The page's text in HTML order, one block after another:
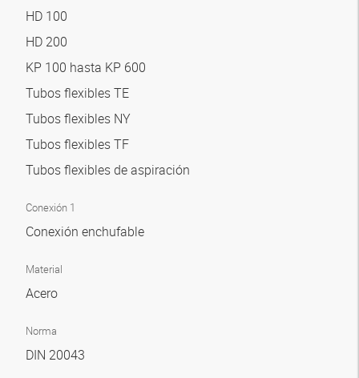
HD 100
HD 200
KP 100 hasta KP 600
Tubos flexibles TE
Tubos flexibles NY
Tubos flexibles TF
Tubos flexibles de aspiración
Conexión 1
Conexión enchufable
Material
Acero
Norma
DIN 20043